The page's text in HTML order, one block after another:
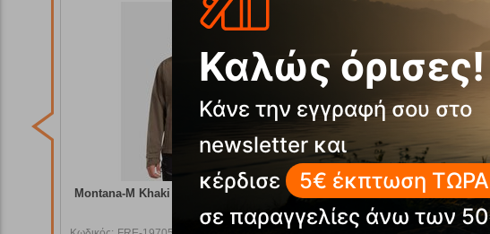
Montana-M Khaki Ανδρικη Μεμβράνη Kilpi Montana-M Black
Καλώς όρισες!
Κάνε την εγγραφή σου στο
newsletter και
κέρδισε
5€ έκπτωση
σε παραγγελίες άνω των